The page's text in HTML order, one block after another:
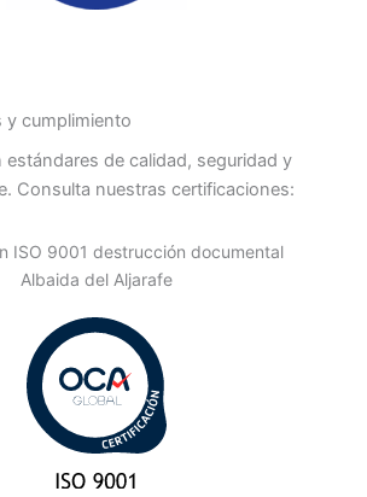
y cumplimiento
estándares de calidad, seguridad y
Consulta nuestras certificaciones:
ISO 9001 destrucción documental
Albaida del Aljarafe